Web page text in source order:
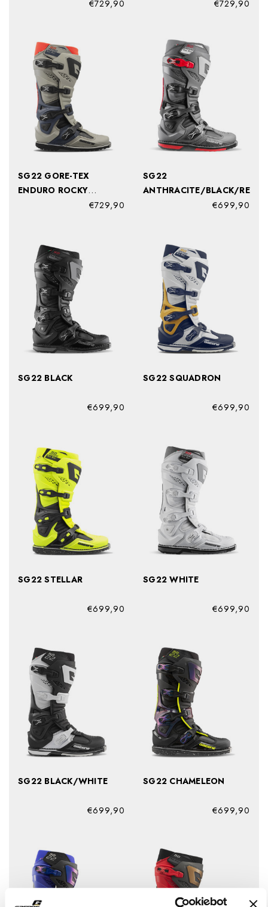
€729,90
€729,90
SG22 GORE-TEX
ENDURO ROCKY
€729,90
SG22
ANTHRACITE/BLACK/RED
€699,90
SG22 BLACK
€699,90
SG22 SQUADRON
€699,90
SG22 STELLAR
€699,90
SG22 WHITE
€699,90
SG22 BLACK/WHITE
€699,90
SG22 CHAMELEON
€699,90